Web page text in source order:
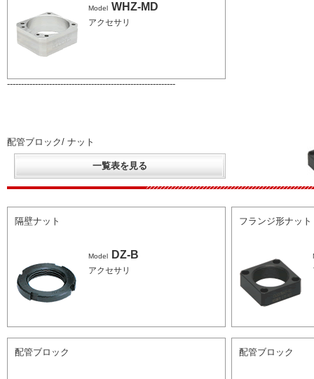
Model WHZ-MD
アクセサリ
------------------------------------------------------------
配管ブロック/ ナット
一覧表を見る
隔壁ナット
Model DZ-B
アクセサリ
フランジ形ナット
配管ブロック 配管ブロック